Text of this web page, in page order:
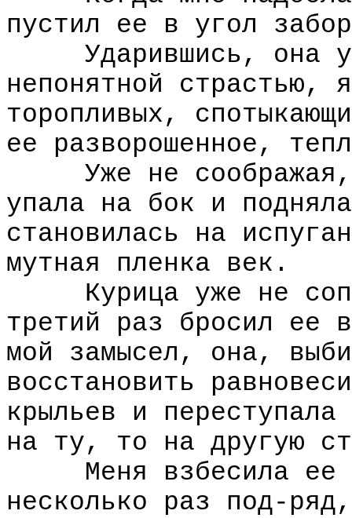
пустил ее в угол
Ударившись, она
непонятной страстью,
торопливых,
ее разворошенное,
Уже не соображая,
упала на бок и
становилась на
мутная пленка век.
Курица уже не
третий раз бросил ее
мой замысел, она,
восстановить
крыльев и
на ту, то на другую
Меня взбесила ее
несколько раз под-